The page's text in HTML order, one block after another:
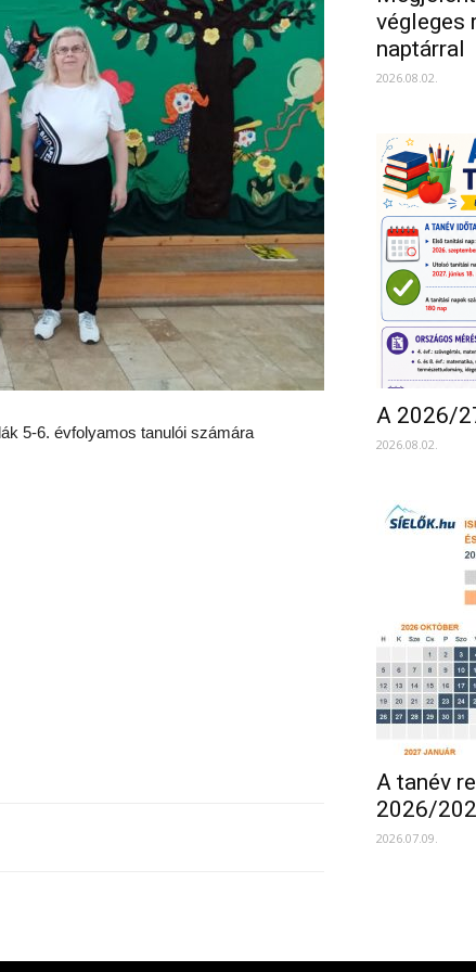
5-6. évfolyamos tanulói számára
végleges
naptárral
2026.08.02.
A 2026/
2026.08.02.
A tanév
2026/
2026.07.09.